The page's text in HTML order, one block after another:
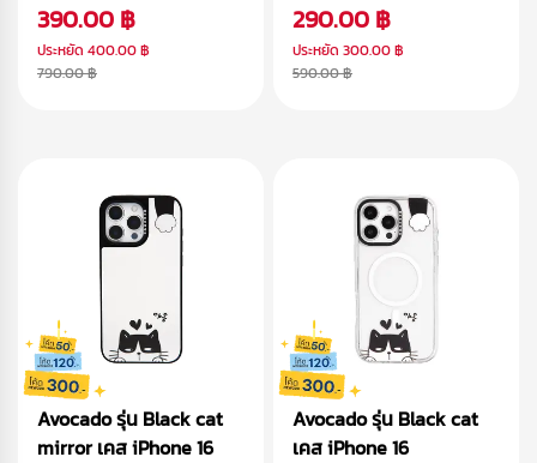
390.00 ฿
ประหยัด 400.00 ฿
790.00 ฿
290.00 ฿
ประหยัด 300.00 ฿
590.00 ฿
Avocado รุ่น Black cat
mirror เคส iPhone 16
Avocado รุ่น Black cat
เคส iPhone 16